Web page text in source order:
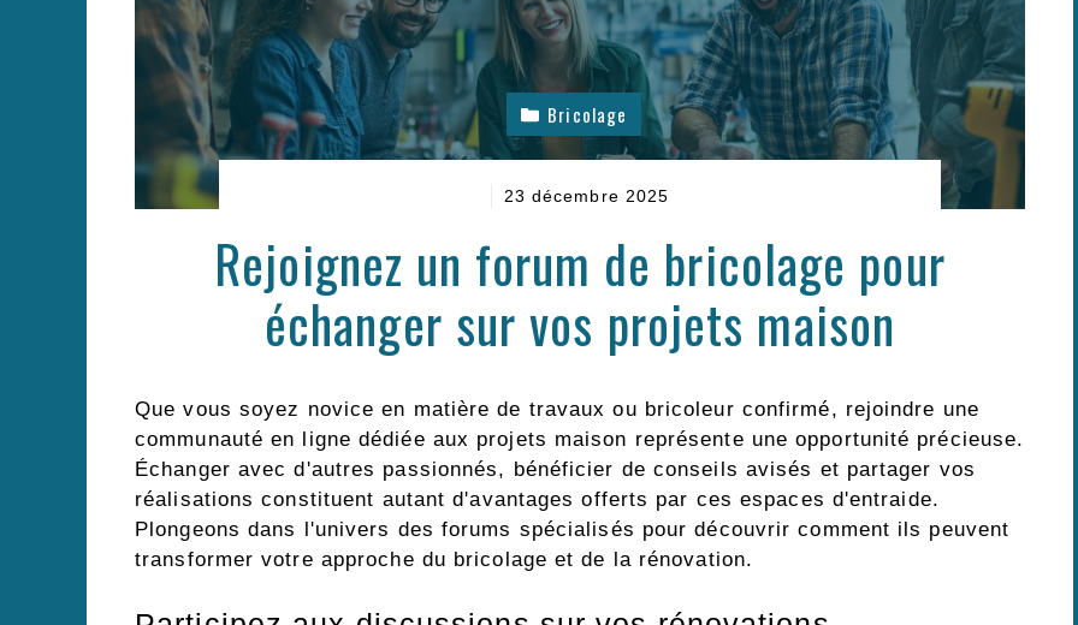
Bricolage
23 décembre 2025
Rejoignez un forum de bricolage pour
échanger sur vos projets maison
Que vous soyez novice en matière de travaux ou bricoleur confirmé, rejoindre une
communauté en ligne dédiée aux projets maison représente une opportunité précieuse.
Échanger avec d'autres passionnés, bénéficier de conseils avisés et partager vos
réalisations constituent autant d'avantages offerts par ces espaces d'entraide.
Plongeons dans l'univers des forums spécialisés pour découvrir comment ils peuvent
transformer votre approche du bricolage et de la rénovation.